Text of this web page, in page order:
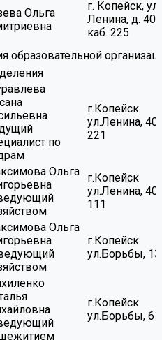
Ольга
г. Копейск, ул.
Ленина, д. 40
каб. 225
образовательной
по
г.Копейск
ул.Ленина, 40,
221
Ольга
г.Копейск
ул.Ленина, 40,
111
Ольга
г.Копейск
ул.Борьбы, 13
г.Копейск
ул.Борьбы, 61